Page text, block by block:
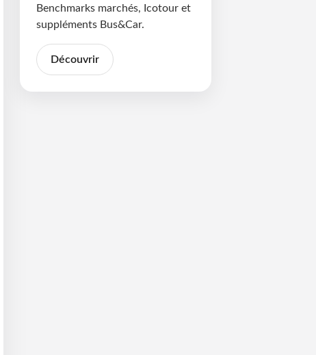
Benchmarks marchés, Icotour et
suppléments Bus&Car.
Découvrir